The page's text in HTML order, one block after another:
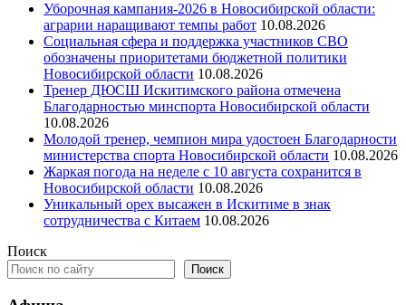
Уборочная кампания‑2026 в Новосибирской области:
аграрии наращивают темпы работ 10.08.2026
Социальная сфера и поддержка участников СВО
обозначены приоритетами бюджетной политики
Новосибирской области 10.08.2026
Тренер ДЮСШ Искитимского района отмечена
Благодарностью минспорта Новосибирской области
10.08.2026
Молодой тренер, чемпион мира удостоен Благодарности
министерства спорта Новосибирской области 10.08.2026
Жаркая погода на неделе с 10 августа сохранится в
Новосибирской области 10.08.2026
Уникальный орех высажен в Искитиме в знак
сотрудничества с Китаем 10.08.2026
Поиск
Поиск